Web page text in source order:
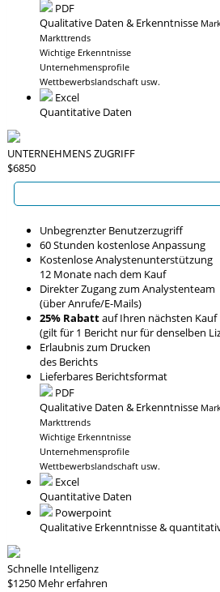
PDF
Qualitative Daten & Erkenntnisse
Markttrends
Wichtige Erkenntnisse
Unternehmensprofile
Wettbewerbslandschaft usw.
Excel
Quantitative Daten
UNTERNEHMENS ZUGRIFF
$6850
Unbegrenzter Benutzerzugriff
60 Stunden kostenlose Anpassung
Kostenlose Analystenunterstützung
12 Monate nach dem Kauf
Direkter Zugang zum Analystenteam
(über Anrufe/E-Mails)
25% Rabattauf Ihren nächsten Kauf
(gilt für 1 Bericht nur für denselben
Erlaubnis zum Drucken
des Berichts
Lieferbares Berichtsformat
PDF
Qualitative Daten & Erkenntnisse
Markttrends
Wichtige Erkenntnisse
Unternehmensprofile
Wettbewerbslandschaft usw.
Excel
Quantitative Daten
Powerpoint
Qualitative Erkenntnisse&
Schnelle Intelligenz
$1250 Mehr erfahren